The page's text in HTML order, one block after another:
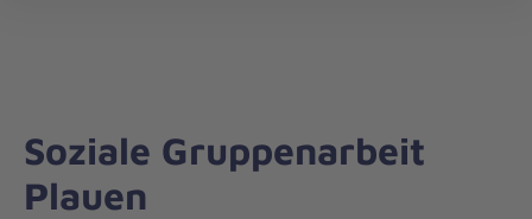
Soziale Gruppenarbeit
Plauen